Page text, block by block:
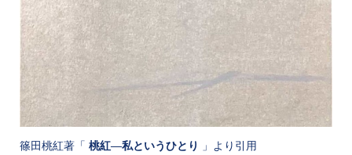
篠田桃紅著「 桃紅―私というひとり 」より引用